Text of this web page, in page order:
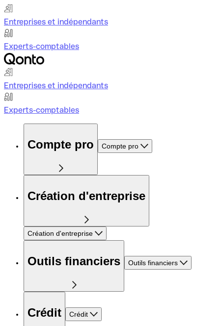
Entreprises et indépendants
Experts-comptables
Entreprises et indépendants
Experts-comptables
Compte pro Compte pro
Création d'entreprise
Création d'entreprise
Outils financiers Outils financiers
Crédit Crédit